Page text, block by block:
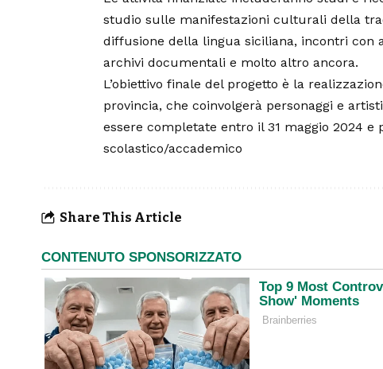
studio sulle manifestazioni culturali della
diffusione della lingua siciliana, incontri
archivi documentali e molto altro ancora.
L’obiettivo finale del progetto è la
provincia, che coinvolgerà personaggi e
essere completate entro il 31 maggio 2024
scolastico/accademico
Share This Article